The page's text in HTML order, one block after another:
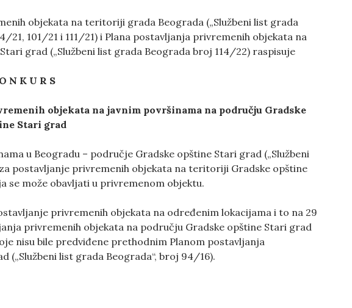
objekata na teritoriji grada Beograda („Službeni list grada
21, 101/21 i 111/21) i Plana postavljanja privremenih objekata na
grad („Službeni list grada Beograda broj 114/22) raspisuje
N K U R S
objekata na javnim površinama na području Gradske
Stari grad
u Beogradu – područje Gradske opštine Stari grad („Službeni
postavljanje privremenih objekata na teritoriji Gradske opštine
se može obavljati u privremenom objektu.
privremenih objekata na određenim lokacijama i to na 29
privremenih objekata na području Gradske opštine Stari grad
nisu bile predviđene prethodnim Planom postavljanja
list grada Beograda“, broj 94/16).